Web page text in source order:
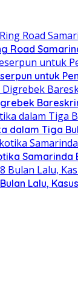
Road
untuk
dalam Tiga
Samarinda
Lalu,